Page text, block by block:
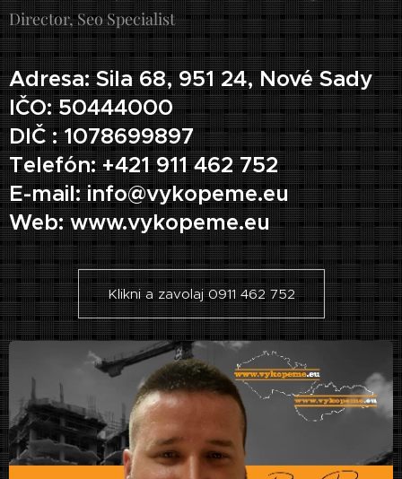
Director, Seo Specialist
Adresa: Sila 68, 951 24, Nové Sady
IČO: 50444000
DIČ : 1078699897
Telefón: +421 911 462 752
E-mail: info@vykopeme.eu
Web: www.vykopeme.eu
Klikni a zavolaj 0911 462 752